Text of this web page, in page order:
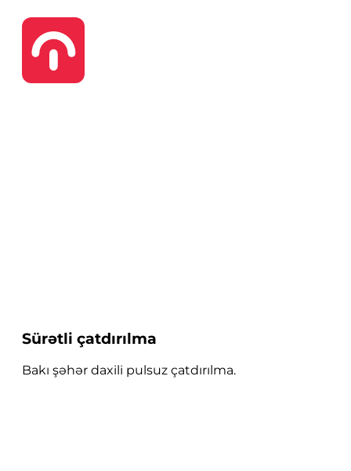
Sürətli çatdırılma
Bakı şəhər daxili pulsuz çatdırılma.